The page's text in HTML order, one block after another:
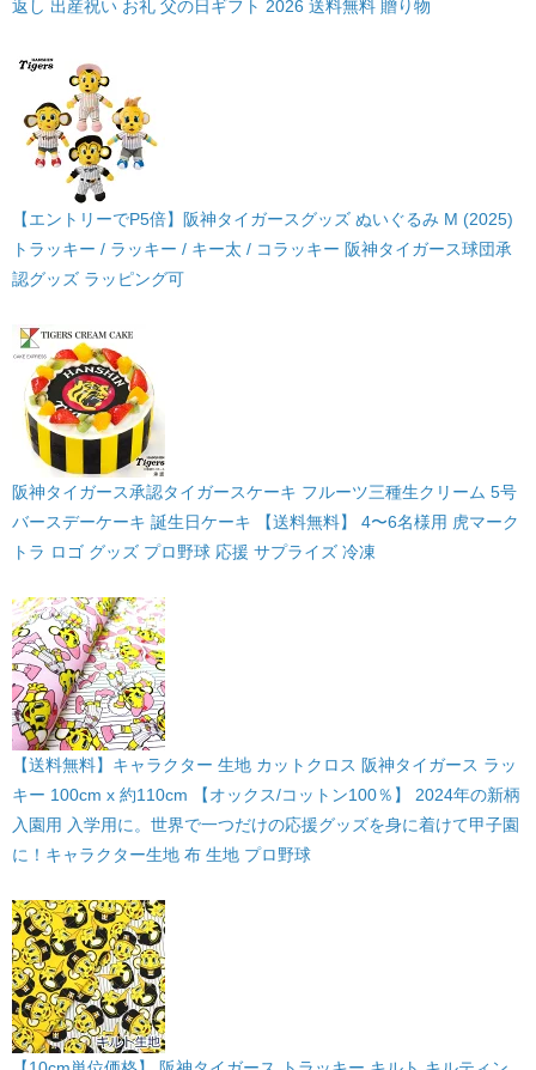
返し 出産祝い お礼 父の日ギフト 2026 送料無料 贈り物
【エントリーでP5倍】阪神タイガースグッズ ぬいぐるみ M (2025)
トラッキー / ラッキー / キー太 / コラッキー 阪神タイガース球団承
認グッズ ラッピング可
阪神タイガース承認タイガースケーキ フルーツ三種生クリーム 5号
バースデーケーキ 誕生日ケーキ 【送料無料】 4〜6名様用 虎マーク
トラ ロゴ グッズ プロ野球 応援 サプライズ 冷凍
【送料無料】キャラクター 生地 カットクロス 阪神タイガース ラッ
キー 100cm x 約110cm 【オックス/コットン100％】 2024年の新柄
入園用 入学用に。世界で一つだけの応援グッズを身に着けて甲子園
に！キャラクター生地 布 生地 プロ野球